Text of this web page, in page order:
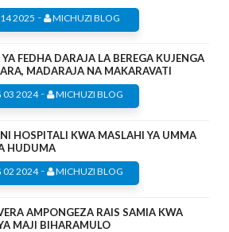
2025 - MICHUZI BLOG
FEDHA DARAJA LA BEREGA KUJENGA
MADARAJA NA MAKARAVATI
03 2024- MICHUZI BLOG
HOSPITALI KWA MASLAHI YA UMMA
HUDUMA
02 2024- MICHUZI BLOG
AMPONGEZA RAIS SAMIA KWA
MAJI BIHARAMULO